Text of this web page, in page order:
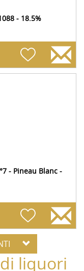
- 18.5%
- Pineau Blanc -
liquori